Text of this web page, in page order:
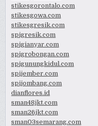
stikesgorontalo.com
stikesgowa.com
stikesgresik.com
spigresik.com
spigianyar.com
spigrobongan.com
spigunungkidul.com
spijember.com
spijombang.com
dianflores.id
sman48jkt.com
sman26jkt.com
sman03semarang.com